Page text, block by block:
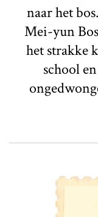
naar het
Mei-yun
het strakke
school